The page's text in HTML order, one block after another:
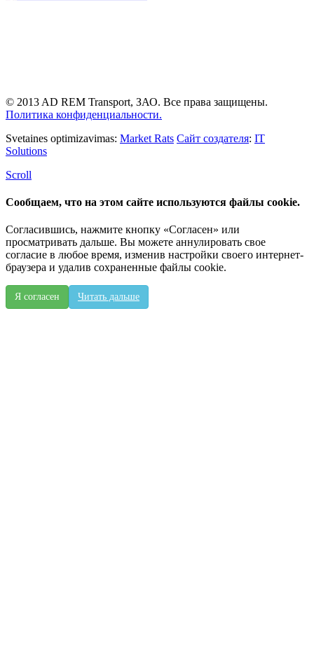
© 2013 AD REM Transport, ЗАО. Все права защищены.
Политика конфиденциальности.
Svetaines optimizavimas: Market Rats Сайт создателя: IT
Solutions
Scroll
Сообщаем, что на этом сайте используются файлы cookie.
Согласившись, нажмите кнопку «Согласен» или
просматривать дальше. Вы можете аннулировать свое
согласие в любое время, изменив настройки своего интернет-
браузера и удалив сохраненные файлы cookie.
Я согласен Читать дальше